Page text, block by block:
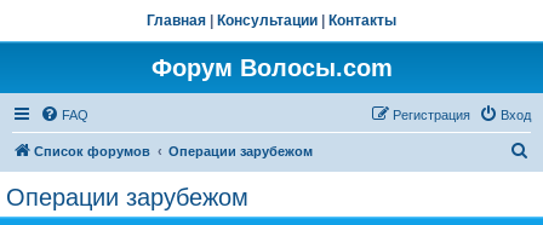
Главная Консультации Контакты
Форум Волосы.com
FAQ Вход
Регистрация
Список форумов Операции зарубежом
Операции зарубежом